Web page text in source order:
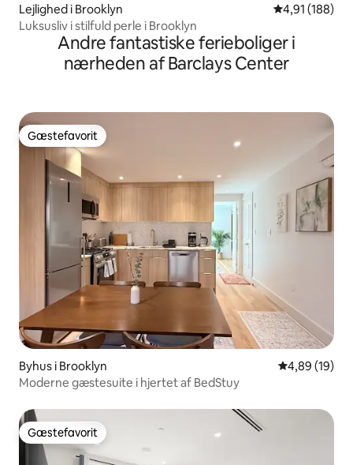
Lejlighed i Brooklyn 4,91 ud af 5 i
4,91 (188)
Luksusliv i stilfuld perle i Brooklyn
Andre fantastiske ferieboliger i
nærheden af Barclays Center
Gæstefavorit
Gæstefavorit
Byhus i Brooklyn 4,89 ud af 5 i
4,89 (19)
Moderne gæstesuite i hjertet af BedStuy
Gæstefavorit
Gæstefavorit